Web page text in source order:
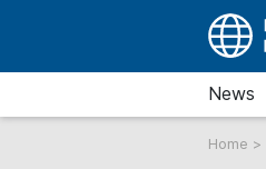
News
Home >